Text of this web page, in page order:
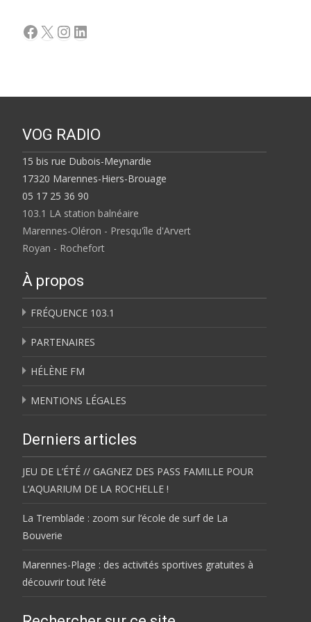
Facebook
X Instagram
LinkedIn
VOG RADIO
15 bis rue Dubois-Meynardie
17320 Marennes-Hiers-Brouage
05 17 25 36 90
103.1 LA station balnéaire
Marennes-Oléron - Presqu'île d'Arvert
Royan - Rochefort
À propos
FRÉQUENCE 103.1
PARTENAIRES
HÉLÈNE FM
MENTIONS LÉGALES
Derniers articles
JEU DE L’ÉTÉ // GAGNEZ DES PASS FAMILLE POUR
L’AQUARIUM DE LA ROCHELLE !
La Tremblade : zoom sur l’école de surf de La
Bouverie
Marennes-Plage : des activités sportives gratuites à
découvrir tout l’été